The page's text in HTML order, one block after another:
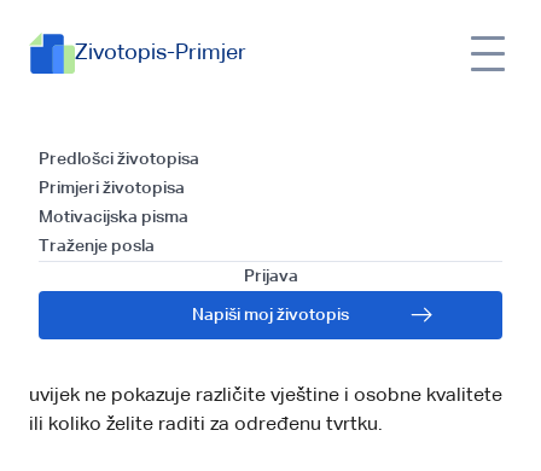
Zivotopis-Primjer
Predlošci životopisa
Primjeri životopisa
Motivacijska pisma
Traženje posla
Prijava
Napiši moj životopis
Predlošci
motivacijskih
pisama
Životopis daje regruterima dobar pregled vašeg
uvijek ne pokazuje različite vještine i osobne kvalitete
ili koliko želite raditi za određenu tvrtku.